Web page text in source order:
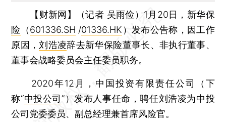
【财新网】（记者 吴雨俭） 1月20日， 新华保
险 （601336.SH /01336.HK ）发布公告称，因工作
原因，刘浩凌辞去新华保险董事长、非执行董事、
董事会战略委员会主任委员职务。
2020年12月，中国投资有限责任公司（下
称“中投公司”）发布人事任命，聘任刘浩凌为中投
公司党委委员、副总经理兼首席风险官。